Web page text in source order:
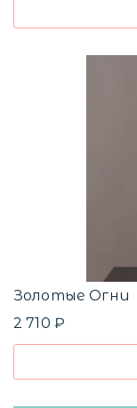
Золотые Огни
2 710 ₽